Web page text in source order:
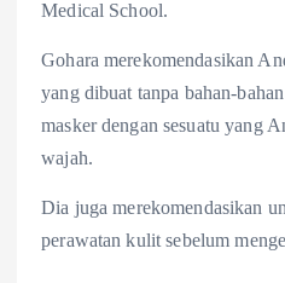
Medical School.
Gohara merekomendasikan
yang dibuat tanpa bahan-
masker dengan sesuatu yang
wajah.
Dia juga merekomendasikan
perawatan kulit sebelum